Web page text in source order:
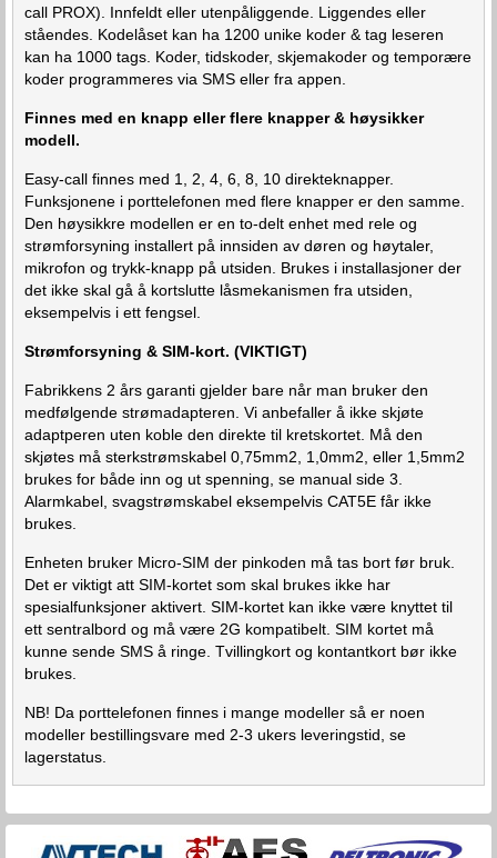
call PROX). Innfeldt eller utenpåliggende. Liggendes eller
ståendes. Kodelåset kan ha 1200 unike koder & tag leseren
kan ha 1000 tags. Koder, tidskoder, skjemakoder og temporære
koder programmeres via SMS eller fra appen.
Finnes med en knapp eller flere knapper & høysikker
modell.
Easy-call finnes med 1, 2, 4, 6, 8, 10 direkteknapper.
Funksjonene i porttelefonen med flere knapper er den samme.
Den høysikkre modellen er en to-delt enhet med rele og
strømforsyning installert på innsiden av døren og høytaler,
mikrofon og trykk-knapp på utsiden. Brukes i installasjoner der
det ikke skal gå å kortslutte låsmekanismen fra utsiden,
eksempelvis i ett fengsel.
Strømforsyning & SIM-kort. (VIKTIGT)
Fabrikkens 2 års garanti gjelder bare når man bruker den
medfølgende strømadapteren. Vi anbefaller å ikke skjøte
adaptperen uten koble den direkte til kretskortet. Må den
skjøtes må sterkstrømskabel 0,75mm2, 1,0mm2, eller 1,5mm2
brukes for både inn og ut spenning, se manual side 3.
Alarmkabel, svagstrømskabel eksempelvis CAT5E får ikke
brukes.
Enheten bruker Micro-SIM der pinkoden må tas bort før bruk.
Det er viktigt att SIM-kortet som skal brukes ikke har
spesialfunksjoner aktivert. SIM-kortet kan ikke være knyttet til
ett sentralbord og må være 2G kompatibelt. SIM kortet må
kunne sende SMS å ringe. Tvillingkort og kontantkort bør ikke
brukes.
NB! Da porttelefonen finnes i mange modeller så er noen
modeller bestillingsvare med 2-3 ukers leveringstid, se
lagerstatus.